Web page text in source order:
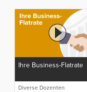
Ihre Business-Flatrate
Diverse Dozenten